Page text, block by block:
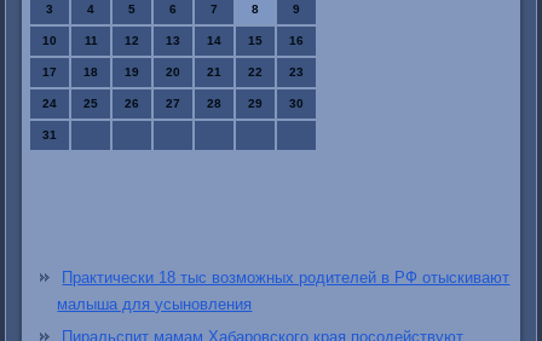
3 4 5 6 7 8 9
10 11 12 13 14 15 16
17 18 19 20 21 22 23
24 25 26 27 28 29 30
31
Практически 18 тыс возможных родителей в РФ отыскивают
малыша для усыновления
Пиральспит мамам Хабаровского края посодействуют